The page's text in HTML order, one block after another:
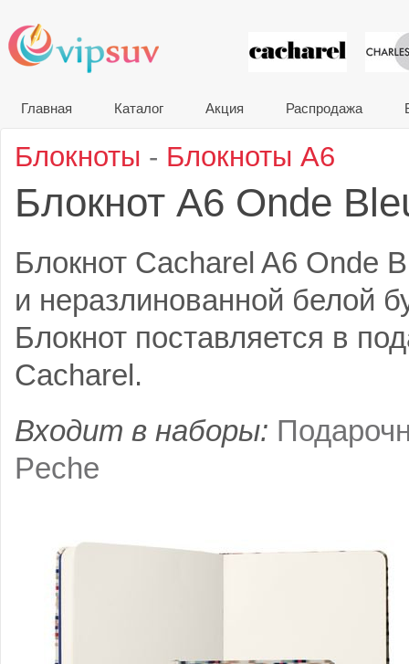
VIP
Главная Каталог Акция Распродажа
Блокноты - Блокноты A6
Блокнот A6 Onde
Блокнот Cacharel A6 Onde
и неразлинованной белой
Блокнот поставляется в
Cacharel.
Входит в наборы:
Peche